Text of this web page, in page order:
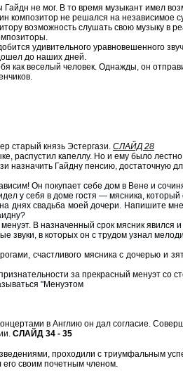
не мог. В то время музыкант имел
композитор не решался на независимое
возможность слушать свою музыку в
удивительного уравновешенного
до наших дней.
как веселый человек. Однажды, он
старый князь Эстергази. СЛАЙД 28
распустил капеллу. Но и ему было
назначить Гайдну пенсию, достаточную
Он покупает себе дом в Вене и
у себя в доме гостя — мясника, который
свадьба моей дочери. Напишите мне
В назначенный срок мясник явился
звуки, в которых он с трудом узнал
счастливого мясника с дочерью и
за прекрасный менуэт со
"Менуэтом
в Англию он дал согласие.
СЛАЙД 34 - 35
проходили с триумфальным
его своим почетным членом.